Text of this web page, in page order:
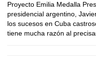
Proyecto Emilia Medalla
presidencial argentino,
los sucesos en Cuba
tiene mucha razón al